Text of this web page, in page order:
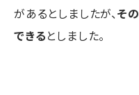
があるとしましたが、そ
できるとしました。